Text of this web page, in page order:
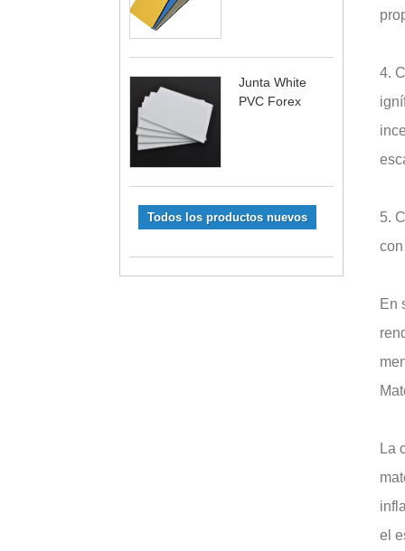
Junta White
PVC Forex
Todos los productos nuevos
4.
5.
En
La
el